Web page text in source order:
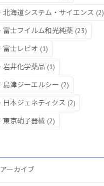
北海道システム・サイエンス (2)
富士フイルム和光純薬 (23)
富士レビオ (1)
岩井化学薬品 (1)
島津ジーエルシー (2)
日本ジェネティクス (2)
東京硝子器械 (2)
アーカイブ